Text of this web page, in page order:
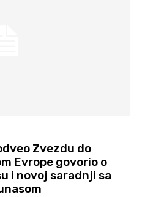
Zvezdu do
Evrope govorio o
i novoj saradnji sa